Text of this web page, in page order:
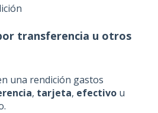
transferencia u otros
una rendición gastos
, tarjeta, efectivo u